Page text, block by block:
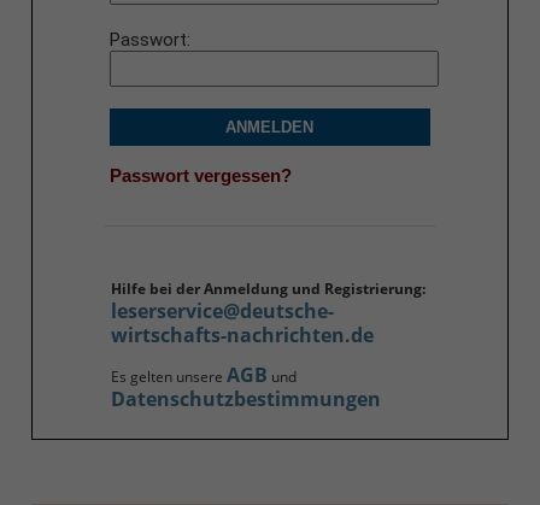
Passwort
ANMELDEN
Passwort vergessen?
Hilfe bei der Anmeldung und Registrierung:
leserservice@deutsche-
wirtschafts-nachrichten.de
Es gelten unsere AGB und
Datenschutzbestimmungen